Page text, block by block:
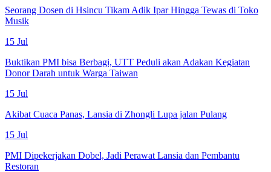
Seorang Dosen di Hsincu Tikam Adik Ipar Hingga Tewas di Toko
Musik
15 Jul
Buktikan PMI bisa Berbagi, UTT Peduli akan Adakan Kegiatan
Donor Darah untuk Warga Taiwan
15 Jul
Akibat Cuaca Panas, Lansia di Zhongli Lupa jalan Pulang
15 Jul
PMI Dipekerjakan Dobel, Jadi Perawat Lansia dan Pembantu
Restoran